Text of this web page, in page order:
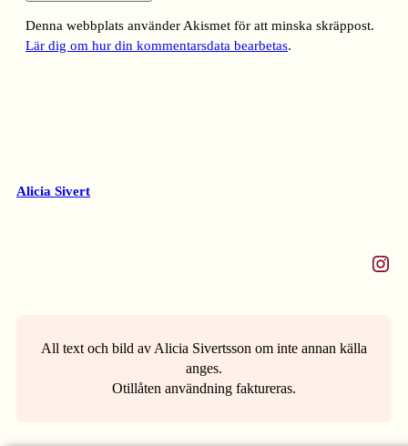
Denna webbplats använder Akismet för att minska skräppost.
Lär dig om hur din kommentarsdata bearbetas.
Alicia Sivert
Instagram
All text och bild av Alicia Sivertsson om inte annan källa
anges.
Otillåten användning faktureras.